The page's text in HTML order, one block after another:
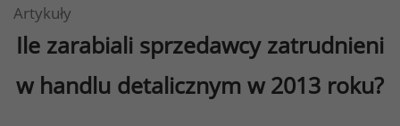
Artykuły
Ile zarabiali sprzedawcy zatrudnieni
w handlu detalicznym w 2013 roku?